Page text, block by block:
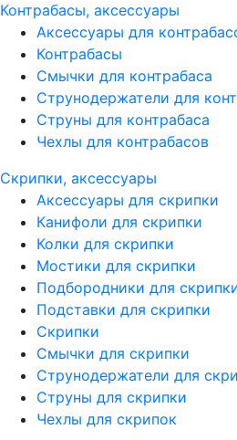
Контрабасы, аксессуары
Аксессуары для
Контрабасы
Смычки для контрабаса
Струнодержатели для
Струны для контрабаса
Чехлы для контрабасов
Скрипки, аксессуары
Аксессуары для скрипки
Канифоли для скрипки
Колки для скрипки
Мостики для скрипки
Подбородники для
Подставки для скрипки
Скрипки
Смычки для скрипки
Струнодержатели для
Струны для скрипки
Чехлы для скрипок